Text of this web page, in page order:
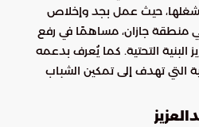
شغلها، حيث عمل بجد وإخلاص
منطقة جازان، مساهمًا في رفع
التحتية. كما يُعرف بدعمه
التي تهدف إلى تمكين الشباب